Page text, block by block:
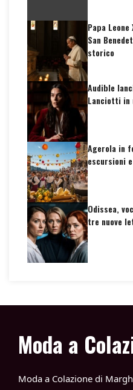
Papa
San
storico
Audible
Lanciotti in
Agerola in
escursioni
Odissea,
tre nuove
Moda a
Moda a Colazione di